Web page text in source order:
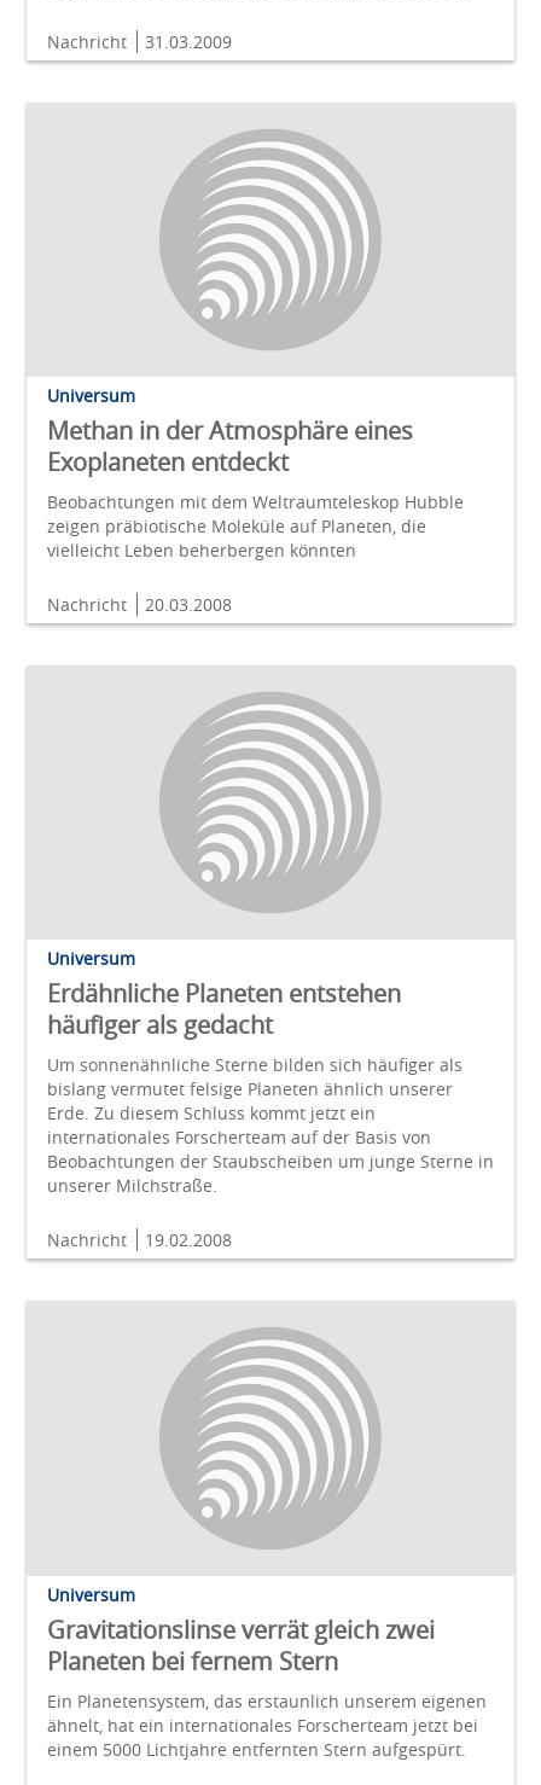
Nachricht 31.03.2009
Universum
Methan in der Atmosphäre eines
Exoplaneten entdeckt
Beobachtungen mit dem Weltraumteleskop Hubble
zeigen präbiotische Moleküle auf Planeten, die
vielleicht Leben beherbergen könnten
Nachricht 20.03.2008
Universum
Erdähnliche Planeten entstehen
häufiger als gedacht
Um sonnenähnliche Sterne bilden sich häufiger als
bislang vermutet felsige Planeten ähnlich unserer
Erde. Zu diesem Schluss kommt jetzt ein
internationales Forscherteam auf der Basis von
Beobachtungen der Staubscheiben um junge Sterne in
unserer Milchstraße.
Nachricht 19.02.2008
Universum
Gravitationslinse verrät gleich zwei
Planeten bei fernem Stern
Ein Planetensystem, das erstaunlich unserem eigenen
ähnelt, hat ein internationales Forscherteam jetzt bei
einem 5000 Lichtjahre entfernten Stern aufgespürt.